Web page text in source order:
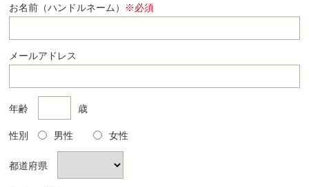
お名前（ハンドルネーム） ※必須
メールアドレス
年齢 歳
性別 男性 女性
都道府県